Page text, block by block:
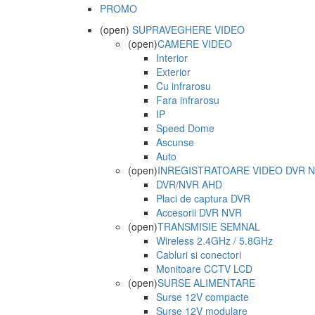
PROMO
(open) SUPRAVEGHERE VIDEO
(open)CAMERE VIDEO
Interior
Exterior
Cu infrarosu
Fara infrarosu
IP
Speed Dome
Ascunse
Auto
(open)INREGISTRATOARE VIDEO DVR
DVR/NVR AHD
Placi de captura DVR
Accesorii DVR NVR
(open)TRANSMISIE SEMNAL
Wireless 2.4GHz / 5.8GHz
Cabluri si conectori
Monitoare CCTV LCD
(open)SURSE ALIMENTARE
Surse 12V compacte
Surse 12V modulare